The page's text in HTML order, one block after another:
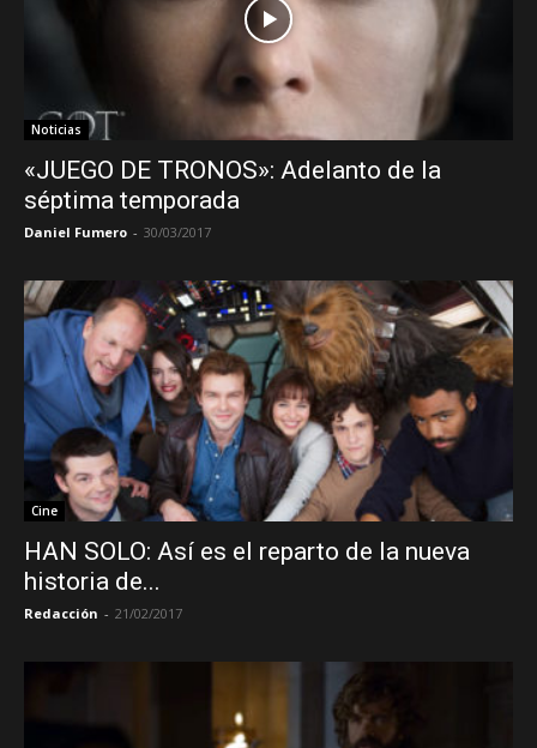
Noticias
«JUEGO DE TRONOS»: Adelanto de la
séptima temporada
Daniel Fumero - 30/03/2017
Cine
HAN SOLO: Así es el reparto de la nueva
historia de...
Redacción - 21/02/2017